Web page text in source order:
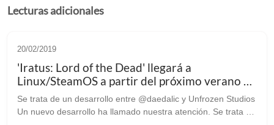
Lecturas adicionales
20/02/2019
'Iratus: Lord of the Dead' llegará a
Linux/SteamOS a partir del próximo verano en
acceso anticipado
Se trata de un desarrollo entre @daedalic y Unfrozen Studios
Un nuevo desarrollo ha llamado nuestra atención. Se trata de